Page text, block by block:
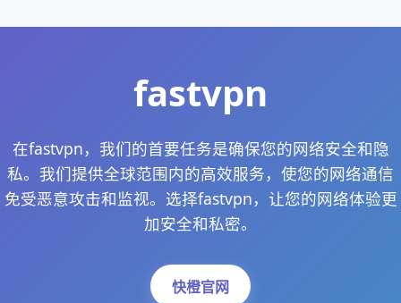
fastvpn
在fastvpn，我们的首要任务是确保您的网络安全和隐
私。我们提供全球范围内的高效服务，使您的网络通信
免受恶意攻击和监视。选择fastvpn，让您的网络体验更
加安全和私密。
快橙官网